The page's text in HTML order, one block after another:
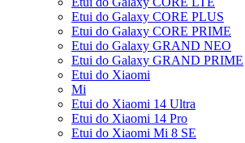
Etui do Galaxy CORE PLUS
Etui do Galaxy CORE PRIME
Etui do Galaxy GRAND NEO
Etui do Galaxy GRAND PRIME
Etui do Xiaomi
Mi
Etui do Xiaomi 14 Ultra
Etui do Xiaomi 14 Pro
Etui do Xiaomi Mi 8 SE